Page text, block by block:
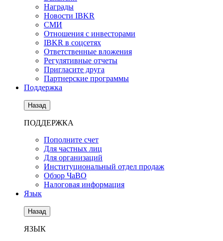
Награды
Новости IBKR
СМИ
Отношения с инвесторами
IBKR в соцсетях
Ответственные вложения
Регулятивные отчеты
Пригласите друга
Партнерские программы
Поддержка
Назад
ПОДДЕРЖКА
Пополните счет
Для частных лиц
Для организаций
Институциональный отдел продаж
Обзор ЧаВО
Налоговая информация
Язык
Назад
ЯЗЫК